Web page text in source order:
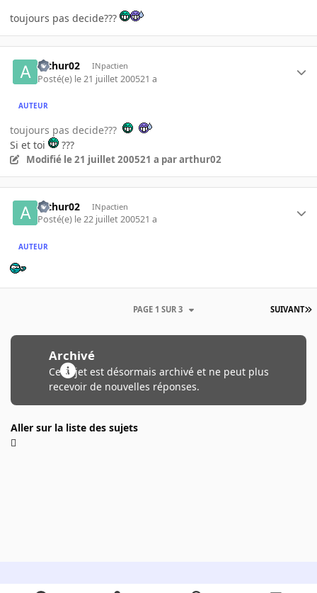
toujours pas decide???
arthur02 INpactien
Posté(e) le 21 juillet 200521 a
AUTEUR
toujours pas decide???
Si et toi
???
Modifié le 21 juillet 200521 a par arthur02
arthur02 INpactien
Posté(e) le 22 juillet 200521 a
AUTEUR
SUIVANT
PAGE 1 SUR 3
Archivé
Ce sujet est désormais archivé et ne peut plus
recevoir de nouvelles réponses.
Aller sur la liste des sujets